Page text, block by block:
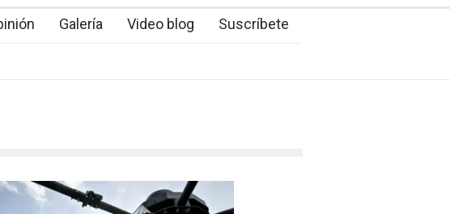
Galería Video blog Suscríbete